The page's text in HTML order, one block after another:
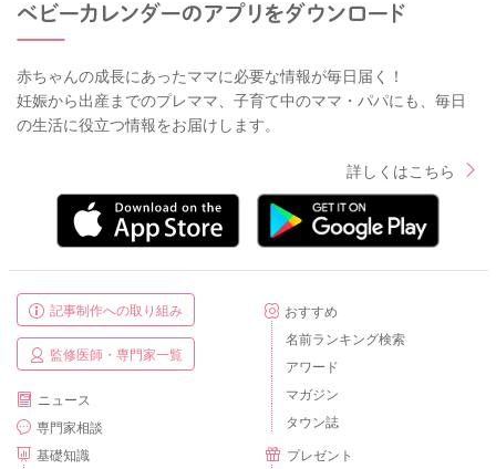
赤ちゃんの成長にあったママに必要な情報が毎日届く！
妊娠から出産までのプレママ、子育て中のママ・パパにも、毎日
の生活に役立つ情報をお届けします。
詳しくはこちら
記事制作への取り組み
監修医師・専門家一覧
ニュース
専門家相談
基礎知識
おすすめ
名前ランキング検索
アワード
マガジン
タウン誌
プレゼント